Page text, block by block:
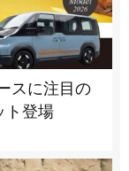
スに注目の
ト登場